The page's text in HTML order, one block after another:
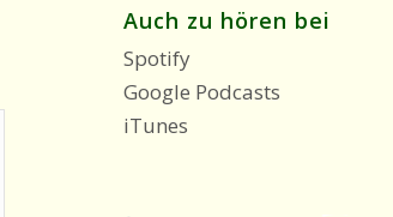
Auch zu hören bei
Spotify
Google Podcasts
iTunes